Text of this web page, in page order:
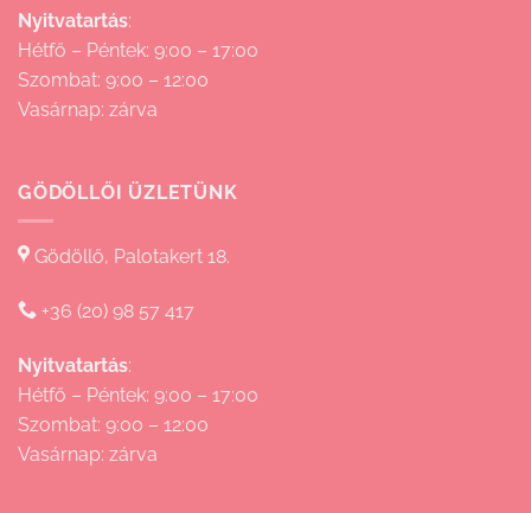
Nyitvatartás:
Hétfő – Péntek: 9:00 – 17:00
Szombat: 9:00 – 12:00
Vasárnap: zárva
GÖDÖLLŐI ÜZLETÜNK
Gödöllő, Palotakert 18.
+36 (20) 98 57 417
Nyitvatartás:
Hétfő – Péntek: 9:00 – 17:00
Szombat: 9:00 – 12:00
Vasárnap: zárva